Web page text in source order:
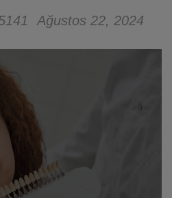
Ağustos 22, 2024